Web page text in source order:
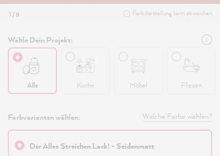
1 / 8 Farbdarstellung kann abweichen
Wähle Dein Projekt:
Alle Küche Möbel Fliesen
Farbvarianten wählen: Welche Farbe wählen?
Der Alles Streichen Lack! - Seidenmatt